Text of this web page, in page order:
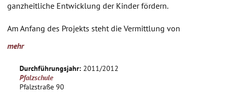
ganzheitliche Entwicklung der Kinder fördern.
Am Anfang des Projekts steht die Vermittlung von
Schülerinnen und Schülern elementare Schauspielübungen
Entwicklung von Bühnenpräsenz durchgeführt. Auch andere
Möglichkeiten des Theaters wie Verwendung von
mehr
Durchführungsjahr: 2011/2012
Pfalzschule
Pfalzstraße 90